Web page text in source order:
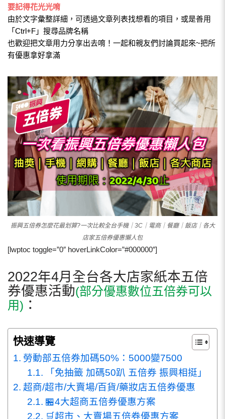
要記得花光光唷
由於文字彙整詳細，可透過文章列表找想看的項目，或是善用
「Ctrl+F」搜尋品牌名稱
也歡迎把文章用力分享出去唷！一起和親友們討論買起來~把所
有優惠拿好拿滿
振興五倍券怎麼花最划算?一次比較全台手機｜3C｜電商｜餐廳｜飯店｜各大
店家五倍券優惠懶人包
[lwptoc toggle=”0″ hoverLinkColor=”#000000″]
2022年4月全台各大店家紙本五倍
券優惠活動(部分優惠數位五倍券可以
用) ：
快速導覽
勞動部五倍券加碼50%：5000變7500
「免抽籤 加碼50趴 五倍券 振興相挺」
超商/超市/大賣場/百貨/藥妝店五倍券優惠
🏪4大超商五倍券優惠方案
🛒超市、大賣場五倍券優惠方案